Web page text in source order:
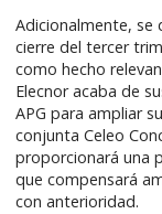
Adicionalmente, se
cierre del tercer
como hecho
Elecnor acaba de
APG para ampliar
conjunta Celeo
proporcionará una
que compensará
con anterioridad.